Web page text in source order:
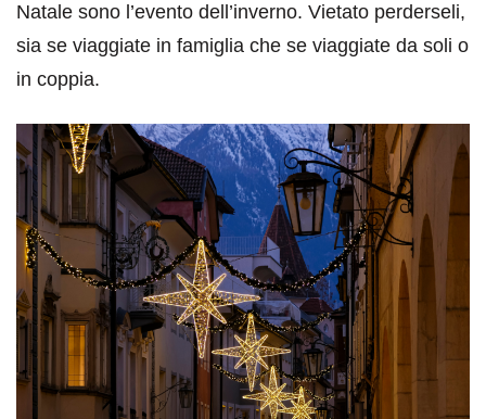
Natale sono l’evento dell’inverno. Vietato perderseli,
sia se viaggiate in famiglia che se viaggiate da soli o
in coppia.